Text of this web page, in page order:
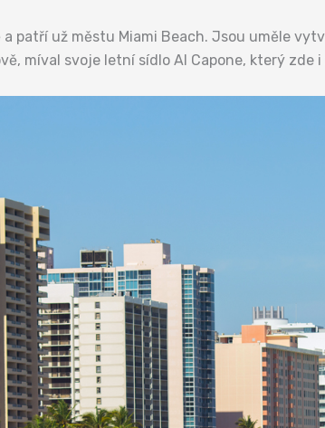
patří už městu Miami Beach. Jsou uměle
míval svoje letní sídlo Al Capone, který